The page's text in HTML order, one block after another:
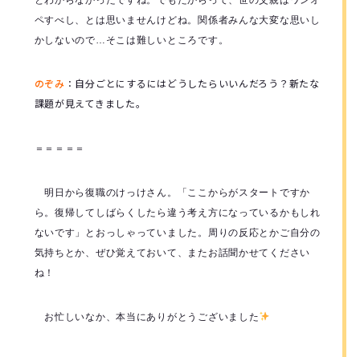
ペすべし、とは思いませんけどね。関係者みんな大変な思いし
かしないので…そこは難しいところです。
のぞみ ： 自分ごとにするにはどうしたらいいんだろう？新たな
課題が見えてきました。
＝＝＝＝＝
明日から復職のけっけさん。「ここからがスタートですか
ら。復帰してしばらくしたら違う考え方になっているかもしれ
ないです」とおっしゃっていました。周りの反応とかご自分の
気持ちとか、ぜひ覚えておいて、またお話聞かせてください
ね！
お忙しいなか、本当にありがとうございました